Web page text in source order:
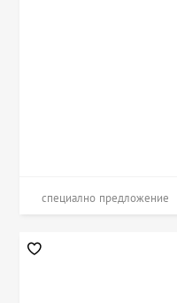
специално предложение